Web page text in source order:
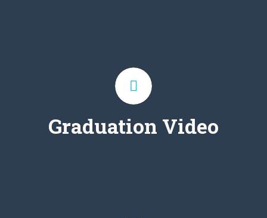
Graduation Video
Daftar kontak surel seluruh
siswa dalam bentuk tabel